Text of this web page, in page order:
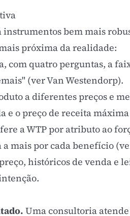
instrumentos bem mais
próxima da realidade:
com quatro perguntas, a
(verVan Westendorp).
a diferentes preços e
e o preço de receita
a WTP por atributo ao
mais por cada benefício
históricos de venda e
Uma consultoria